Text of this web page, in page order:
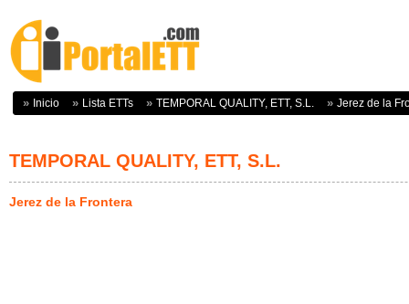
Inicio Lista ETTs TEMPORAL QUALITY, ETT, S.L. Jerez de la
TEMPORAL QUALITY, ETT, S.L.
Jerez de la Frontera